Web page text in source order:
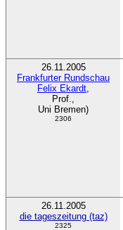
26.11.2005
Frankfurter Rundschau
Felix Ekardt,
Prof.,
Uni Bremen)
2306
26.11.2005
die tageszeitung (taz)
2325